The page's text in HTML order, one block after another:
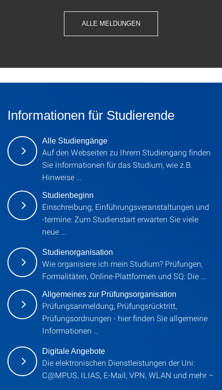
ALLE MELDUNGEN
Informationen für Studierende
Alle Studiengänge
Auf den Webseiten zu Ihrem Studiengang finden
Sie Informationen für das Studium, wie z.B.
Hinweise …
Studienbeginn
Einschreibung, Einführungsveranstaltungen und
‑termine: Zum Studienstart erwarten Sie viele
neue …
Studienorganisation
Wie organisiere ich mein Studium? Prüfungen,
Formalitäten, Online-Plattformen und SQ: Die …
Allgemeines zur Prüfungsorganisation
Prüfungsanmeldung, Prüfungsrücktritt,
Prüfungsordnungen - hier finden Sie allgemeine
Informationen …
Digitale Angebote
Die elektronischen Dienstleistungen der Uni:
C@MPUS, ILIAS, E-Mail, VPN, WLAN und mehr –
…